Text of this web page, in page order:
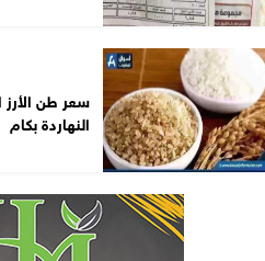
سعر طن الأرز
النهاردة بكام